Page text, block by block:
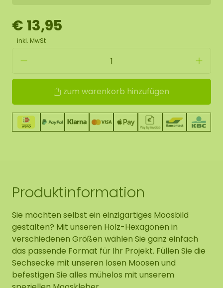
€ 13,95
inkl. MwSt
zum warenkorb hinzufügen
Produktinformation
Sie möchten selbst ein einzigartiges Moosbild
gestalten? Mit unseren Holz-Hexagonen in
verschiedenen Größen wählen Sie ganz einfach
das passende Format für Ihr Projekt. Füllen Sie die
Sechsecke mit unseren losen Moosen und
befestigen Sie alles mühelos mit unserem